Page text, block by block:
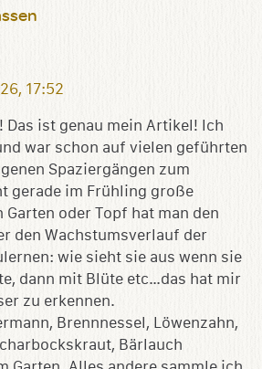
17:52
Das ist genau mein Artikel! Ich
war schon auf vielen geführten
Spaziergängen zum
gerade im Frühling große
Garten oder Topf hat man den
den Wachstumsverlauf der
wie sieht sie aus wenn sie
dann mit Blüte etc…das hat mir
zu erkennen.
Brennnessel, Löwenzahn,
Bärlauch